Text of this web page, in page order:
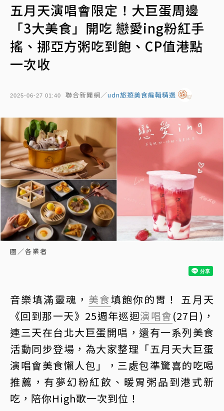
五月天演唱會限定！大巨蛋周邊
「3大美食」開吃 戀愛ing粉紅手
搖、挪亞方粥吃到飽、CP值港點
一次收
2025-06-27 01:40 聯合新聞網／udn旅遊美食編輯精選
圖／各業者
音樂填滿靈魂， 美食填飽你的胃！ 五月天
《回到那一天》25週年巡迴演唱會(27日)，
連三天在台北大巨蛋開唱，還有一系列美食
活動同步登場，為大家整理「五月天大巨蛋
演唱會美食懶人包」，三處包準驚喜的吃喝
推薦，有夢幻粉紅飲、暖胃粥品到港式新
吃，陪你High歌一次到位！